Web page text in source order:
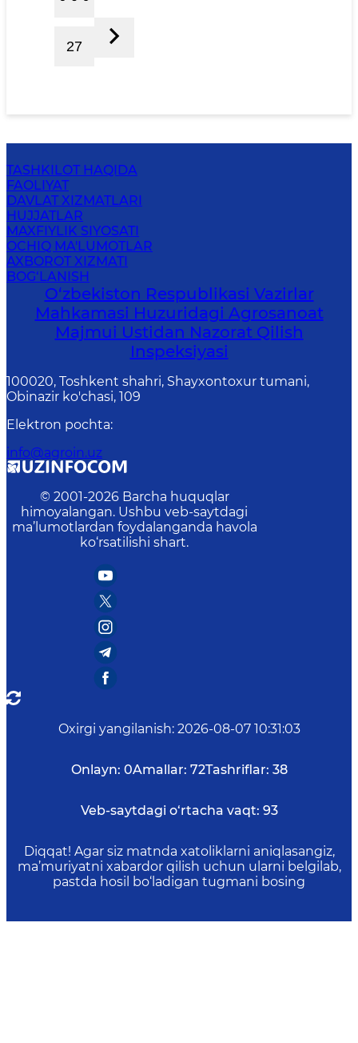
27
TASHKILOT HAQIDA
FAOLIYAT
DAVLAT XIZMATLARI
HUJJATLAR
MAXFIYLIK SIYOSATI
OCHIQ MA'LUMOTLAR
AXBOROT XIZMATI
BOG‘LANISH
O‘zbekiston Respublikasi Vazirlar
Mahkamasi Huzuridagi Agrosanoat
Majmui Ustidan Nazorat Qilish
Inspeksiyasi
100020, Toshkent shahri, Shayxontoxur tumani,
Obinazir ko'chasi, 109
Elektron pochta:
info@agroin.uz
© 2001-2026 Barcha huquqlar
himoyalangan. Ushbu veb-saytdagi
ma’lumotlardan foydalanganda havola
ko‘rsatilishi shart.
Oxirgi yangilanish: 2026-08-07 10:31:03
Onlayn: 0Amallar: 72Tashriflar: 38
Veb-saytdagi o‘rtacha vaqt: 93
Diqqat! Agar siz matnda xatoliklarni aniqlasangiz,
ma’muriyatni xabardor qilish uchun ularni belgilab,
pastda hosil bo‘ladigan tugmani bosing